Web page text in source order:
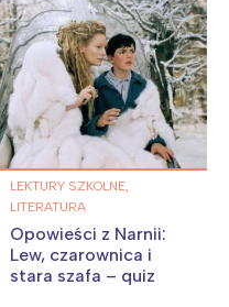
LEKTURY SZKOLNE,
LITERATURA
Opowieści z Narnii:
Lew, czarownica i
stara szafa – quiz